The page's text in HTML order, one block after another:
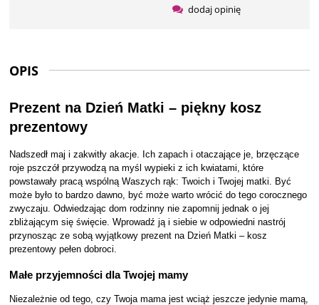
dodaj opinię
OPIS
Prezent na Dzień Matki – piękny kosz
prezentowy
Nadszedł maj i zakwitły akacje. Ich zapach i otaczające je, brzęczące
roje pszczół przywodzą na myśl wypieki z ich kwiatami, które
powstawały pracą wspólną Waszych rąk: Twoich i Twojej matki. Być
może było to bardzo dawno, być może warto wrócić do tego corocznego
zwyczaju. Odwiedzając dom rodzinny nie zapomnij jednak o jej
zbliżającym się święcie. Wprowadź ją i siebie w odpowiedni nastrój
przynosząc ze sobą wyjątkowy prezent na Dzień Matki – kosz
prezentowy pełen dobroci.
Małe przyjemności dla Twojej mamy
Niezależnie od tego, czy Twoja mama jest wciąż jeszcze jedynie mamą,